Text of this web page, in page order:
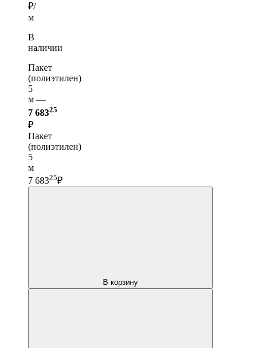
₽/
м
В
наличии
Пакет
(полиэтилен)
5
м —
7 68325
₽
Пакет
(полиэтилен)
5
м
7 68325₽
В корзину